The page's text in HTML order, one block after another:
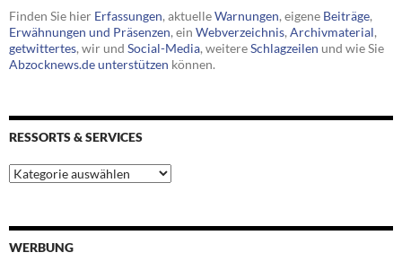
Finden Sie hier Erfassungen, aktuelleWarnungen, eigene Beiträge,
Erwähnungen und Präsenzen, ein Webverzeichnis, Archivmaterial,
getwittertes, wir und Social-Media, weitereSchlagzeilen und wie Sie
Abzocknews.de unterstützen können.
RESSORTS & SERVICES
Ressorts
&
WERBUNG